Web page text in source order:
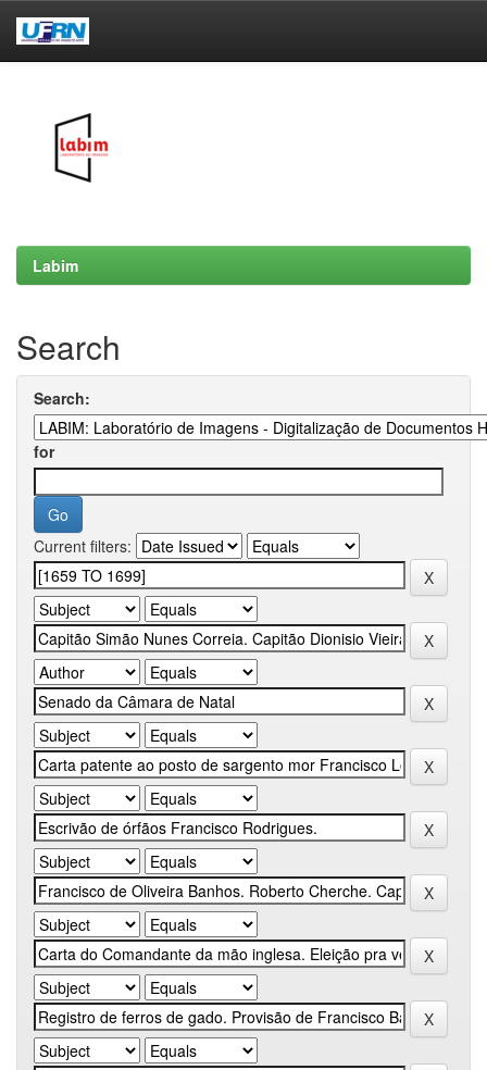
Labim
Search
Search:
for
Current filters: